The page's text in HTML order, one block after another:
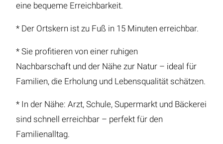
eine bequeme Erreichbarkeit.
* Der Ortskern ist zu Fuß in 15 Minuten erreichbar.
* Sie profitieren von einer ruhigen
Nachbarschaft und der Nähe zur Natur – ideal für
Familien, die Erholung und Lebensqualität schätzen.
* In der Nähe: Arzt, Schule, Supermarkt und Bäckerei
sind schnell erreichbar – perfekt für den
Familienalltag.